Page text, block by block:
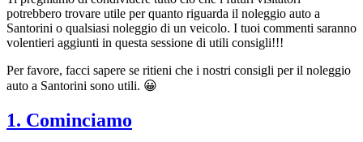
potrebbero trovare utile per quanto riguarda il noleggio auto a
Santorini o qualsiasi noleggio di un veicolo. I tuoi commenti saranno
volentieri aggiunti in questa sessione di utili consigli!!!
Per favore, facci sapere se ritieni che i nostri consigli per il noleggio
auto a Santorini sono utili. 😀
1. Cominciamo